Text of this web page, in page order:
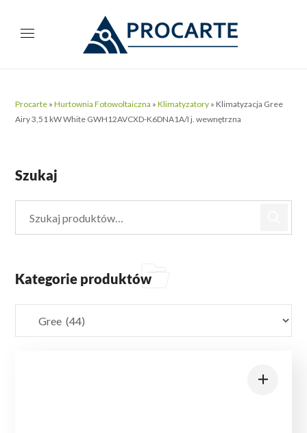
Procarte »Hurtownia Fotowoltaiczna »Klimatyzatory » Klimatyzacja Gree
Airy 3,51 kW White GWH12AVCXD-K6DNA1A/I j. wewnętrzna
Szukaj
Kategorie produktów